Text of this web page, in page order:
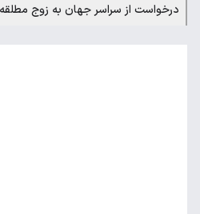
درخواست از سراسر جهان به زوج مطلقه